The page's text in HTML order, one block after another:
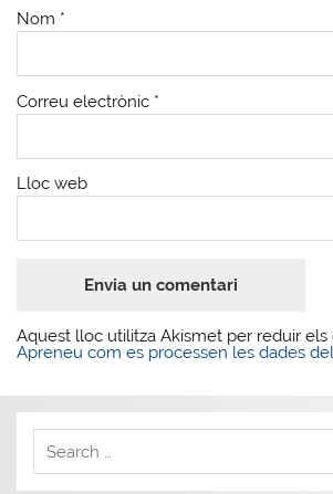
Nom *
Correu electrònic *
Lloc web
Aquest lloc utilitza Akismet per reduir els
Apreneu com es processen les dades